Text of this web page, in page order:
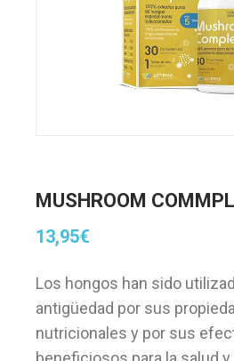
MUSHROOM
13,95€
Los hongos han sido
antigüedad por sus
nutricionales y por sus